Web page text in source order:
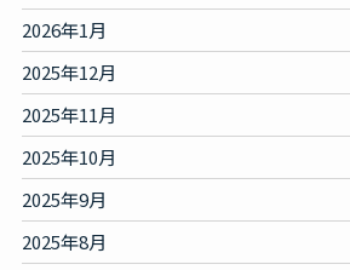
2026年1月
2025年12月
2025年11月
2025年10月
2025年9月
2025年8月